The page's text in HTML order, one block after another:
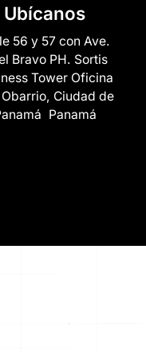
Ubícanos
56 y 57 con Ave.
Bravo PH. Sortis
Tower Oficina
Obarrio, Ciudad de
Panamá